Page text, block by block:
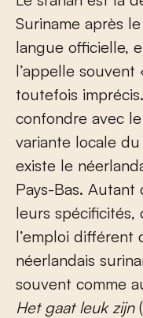
Suriname après
langue officielle,
l’appelle
toutefois
confondre avec
variante locale
existe le
Pays-Bas.
leurs spécificités,
l’emploi différent
néerlandais
souvent comme
Het gaat leuk zijn